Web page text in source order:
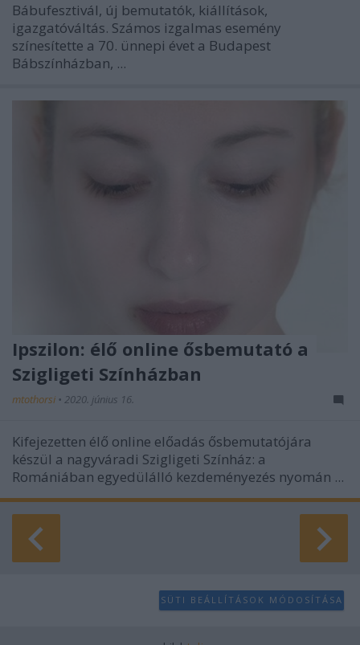
Bábufesztivál, új bemutatók, kiállítások,
igazgatóváltás. Számos izgalmas esemény
színesítette a 70. ünnepi évet a Budapest
Bábszínházban, ...
Ipszilon: élő online ősbemutató a
Szigligeti Színházban
mtothorsi • 2020. június 16.
Kifejezetten élő online előadás ősbemutatójára
készül a nagyváradi Szigligeti Színház: a
Romániában egyedülálló kezdeményezés nyomán ...
SÜTI BEÁLLÍTÁSOK MÓDOSÍTÁSA